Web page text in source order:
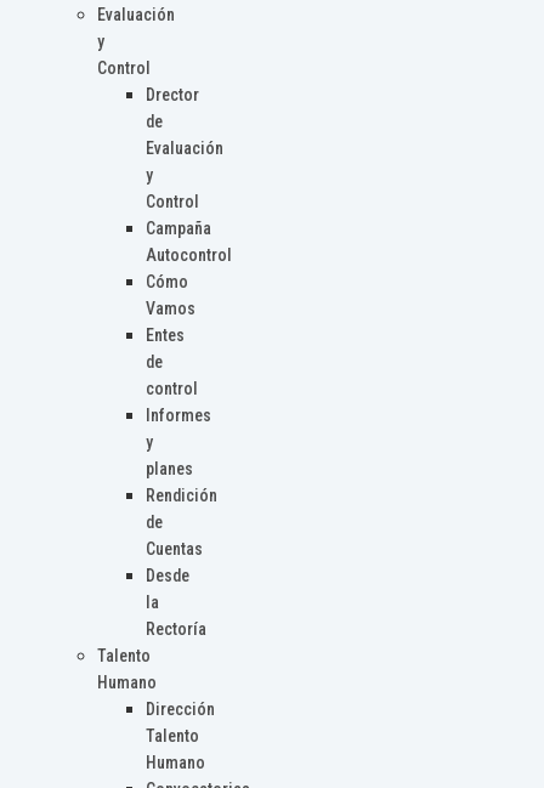
Evaluación
y
Control
Drector
de
Evaluación
y
Control
Campaña
Autocontrol
Cómo
Vamos
Entes
de
control
Informes
y
planes
Rendición
de
Cuentas
Desde
la
Rectoría
Talento
Humano
Dirección
Talento
Humano